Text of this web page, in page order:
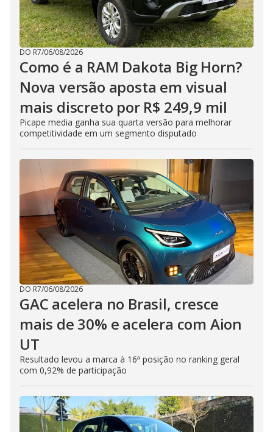
DO R7/06/08/2026
Como é a RAM Dakota Big Horn?
Nova versão aposta em visual
mais discreto por R$ 249,9 mil
Picape media ganha sua quarta versão para melhorar
competitividade em um segmento disputado
DO R7/06/08/2026
GAC acelera no Brasil, cresce
mais de 30% e acelera com Aion
UT
Resultado levou a marca à 16ª posição no ranking geral
com 0,92% de participação